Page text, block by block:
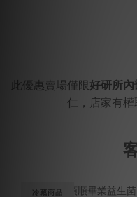
此優惠賣場僅限好研所
仁，店家有權
冷藏商品